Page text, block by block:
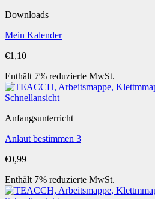
Downloads
Mein Kalender
€1,10
Enthält 7% reduzierte MwSt.
Schnellansicht
Anfangsunterricht
Anlaut bestimmen 3
€0,99
Enthält 7% reduzierte MwSt.